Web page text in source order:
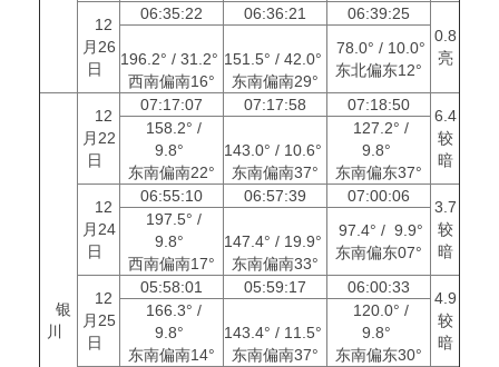
12
月26
日
06:35:22 06:36:21
06:39:25
0.8
亮
196.2° / 31.2°
西南偏南16°
151.5° / 42.0°
东南偏南29°
78.0° / 10.0°
东北偏东12°
银
川
12
月22
日
07:17:07 07:17:58 07:18:50
6.4
较
暗
158.2° /
9.8°
东南偏南22°
143.0° / 10.6°
东南偏南37°
127.2° /
9.8°
东南偏东37°
12
月24
日
06:55:10 06:57:39 07:00:06
3.7
较
暗
197.5° /
9.8°
西南偏南17°
147.4° / 19.9°
东南偏南33°
97.4° / 9.9°
东南偏东07°
12
月25
日
05:58:01 05:59:17 06:00:33
4.9
较
暗
166.3° /
9.8°
东南偏南14°
143.4° / 11.5°
东南偏南37°
120.0° /
9.8°
东南偏东30°